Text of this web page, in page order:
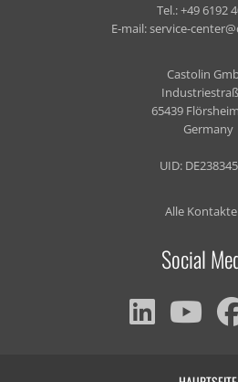
Tel.:+49 6192
E-mail:service-
Castolin
65439
Germany
UID:
Alle Kontakte
Social